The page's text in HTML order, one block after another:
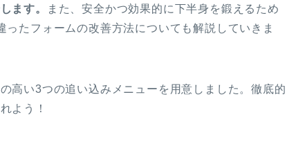
ます。
また、安全かつ効果的に下半身を鍛えるため
たフォームの改善方法についても解説していきま
高い3つの追い込みメニューを用意しました。徹底的
よう！